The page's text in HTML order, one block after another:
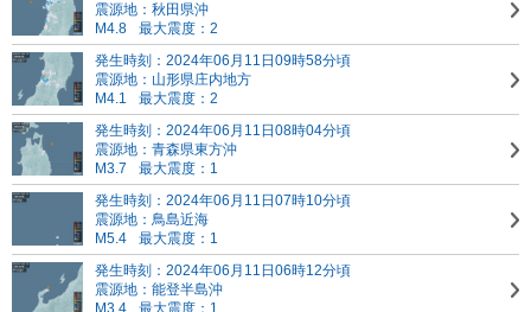
震源地：秋田県沖
M4.8
最大震度：2
発生時刻：2024年06月11日09時58分頃
震源地：山形県庄内地方
M4.1
最大震度：2
発生時刻：2024年06月11日08時04分頃
震源地：青森県東方沖
M3.7
最大震度：1
発生時刻：2024年06月11日07時10分頃
震源地：鳥島近海
M5.4
最大震度：1
発生時刻：2024年06月11日06時12分頃
震源地：能登半島沖
M3.4
最大震度：1